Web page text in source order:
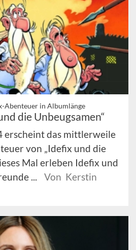
Abenteuer in Albumlänge
die Unbeugsamen“
erscheint das mittlerweile
von „Idefix und die
Mal erleben Idefix und
...
Von Kerstin